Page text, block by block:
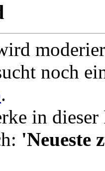
noch
.
in
'Neueste